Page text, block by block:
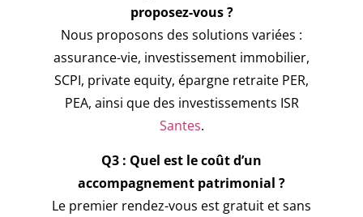
proposez-vous ?
Nous proposons des solutions variées :
assurance-vie, investissement immobilier,
SCPI, private equity, épargne retraite PER,
PEA, ainsi que des investissements ISR
Santes.
Q3 : Quel est le coût d’un
accompagnement patrimonial ?
Le premier rendez-vous est gratuit et sans